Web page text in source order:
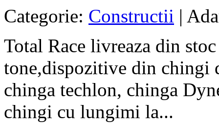
Categorie: Constructii |
Total Race livreaza din
tone,dispozitive din chingi
chinga techlon, chinga
chingi cu lungimi la...